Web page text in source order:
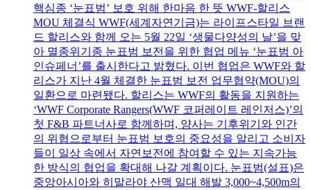
핵심종 ‘눈표범’ 보호 위해 한마음 한 뜻 WWF-할리스
MOU 체결식 WWF(세계자연기금)는 라이프스타일 브랜
드 할리스와 함께 오는 5월 22일 ‘생물다양성의 날’을 맞
아 멸종위기종 눈표범 보전을 위한 협업 메뉴 ‘눈표범 아
인슈페너’를 출시한다고 밝혔다. 이번 협업은 WWF와 할
리스가 지난 4월 체결한 눈표범 보전 업무협약(MOU)의
일환으로 마련됐다. 할리스는 WWF의 활동을 지원하는
‘WWF Corporate Rangers(WWF 코퍼레이트 레인저스)’의
첫 F&B 파트너사로 함께하며, 양사는 기후위기와 인간
의 위협으로부터 눈표범 보호의 중요성을 알리고 소비자
들이 일상 속에서 자연보전에 참여할 수 있는 지속가능
한 방식의 협업을 확대해 나갈 계획이다. 눈표범(설표)은
중앙아시아와 히말라야 산맥 일대 해발 3,000~4,500m의